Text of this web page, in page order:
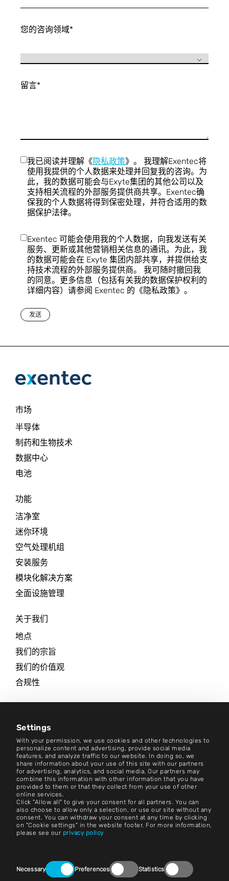
Settings
With your permission, we use cookies and other technologies to
personalize content and advertising, provide social media
features, and analyze traffic to our website. In doing so, we
share information about your use of this site with our partners
for advertising, analytics, and social media. Our partners may
combine this information with other information that you have
provided to them or that they collect from your use of other
online services.
Click "Allow all" to give your consent for all partners. You can
also choose to allow only a selection, or use our site without any
consent. You can withdraw your consent at any time by clicking
on "Cookie settings" in the website footer. For more information,
please see our privacy policy
Selection
Necessary Preferences Statistics
您的咨询领域*
留言*
我已阅读并理解《隐私政策》。 我理解Exentec将
使用我提供的个人数据来处理并回复我的咨询。为
此，我的数据可能会与Exyte集团的其他公司以及
支持相关流程的外部服务提供商共享。Exentec确
保我的个人数据将得到保密处理，并符合适用的数
据保护法律。
Exentec 可能会使用我的个人数据，向我发送有关
服务、更新或其他营销相关信息的通讯。为此，我
的数据可能会在 Exyte 集团内部共享，并提供给支
持技术流程的外部服务提供商。 我可随时撤回我
的同意。更多信息（包括有关我的数据保护权利的
详细内容）请参阅 Exentec 的《隐私政策》。
发送
市场
半导体
制药和生物技术
数据中心
电池
功能
洁净室
迷你环境
空气处理机组
安装服务
模块化解决方案
全面设施管理
关于我们
地点
我们的宗旨
我们的价值观
合规性
新闻中心
联系方式
职业生涯
条款和条件
版本说明
法律声明
联系方式